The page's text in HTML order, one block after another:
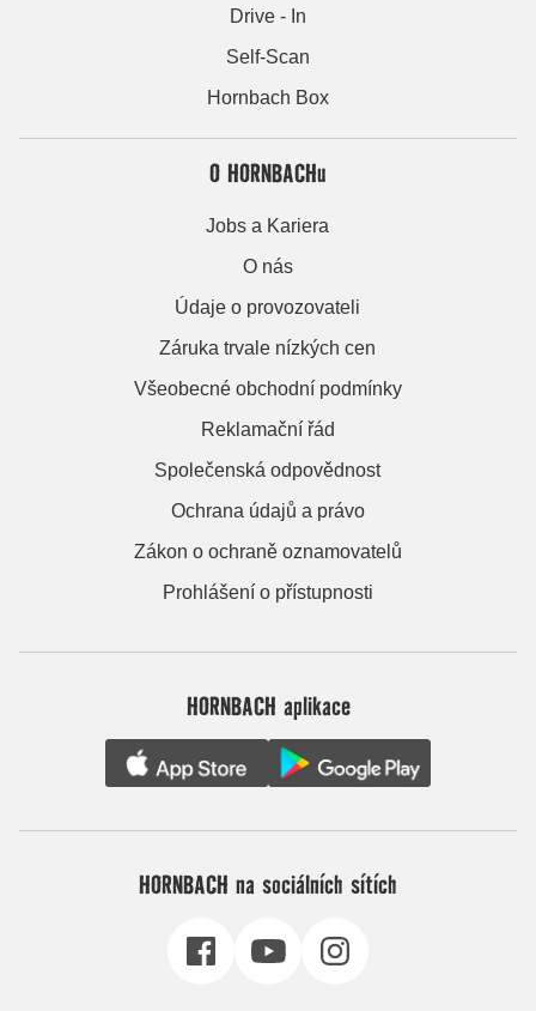
Drive - In
Self-Scan
Hornbach Box
O HORNBACHu
Jobs a Kariera
O nás
Údaje o provozovateli
Záruka trvale nízkých cen
Všeobecné obchodní podmínky
Reklamační řád
Společenská odpovědnost
Ochrana údajů a právo
Zákon o ochraně oznamovatelů
Prohlášení o přístupnosti
HORNBACH aplikace
HORNBACH na sociálních sítích